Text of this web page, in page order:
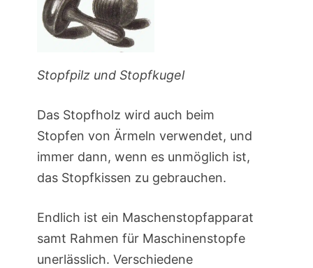
Stopfpilz und Stopfkugel
Das Stopfholz wird auch beim
Stopfen von Ärmeln verwendet, und
immer dann, wenn es unmöglich ist,
das Stopfkissen zu gebrauchen.
Endlich ist ein Maschenstopfapparat
samt Rahmen für Maschinenstopfe
unerlässlich. Verschiedene